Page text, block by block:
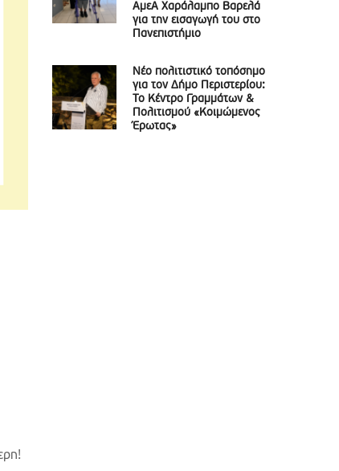
ΑμεΑ Χαράλαμπο Βαρελά
για την εισαγωγή του στο
Πανεπιστήμιο
Νέο πολιτιστικό τοπόσημο
για τον Δήμο Περιστερίου:
Το Κέντρο Γραμμάτων &
Πολιτισμού «Κοιμώμενος
Έρωτας»